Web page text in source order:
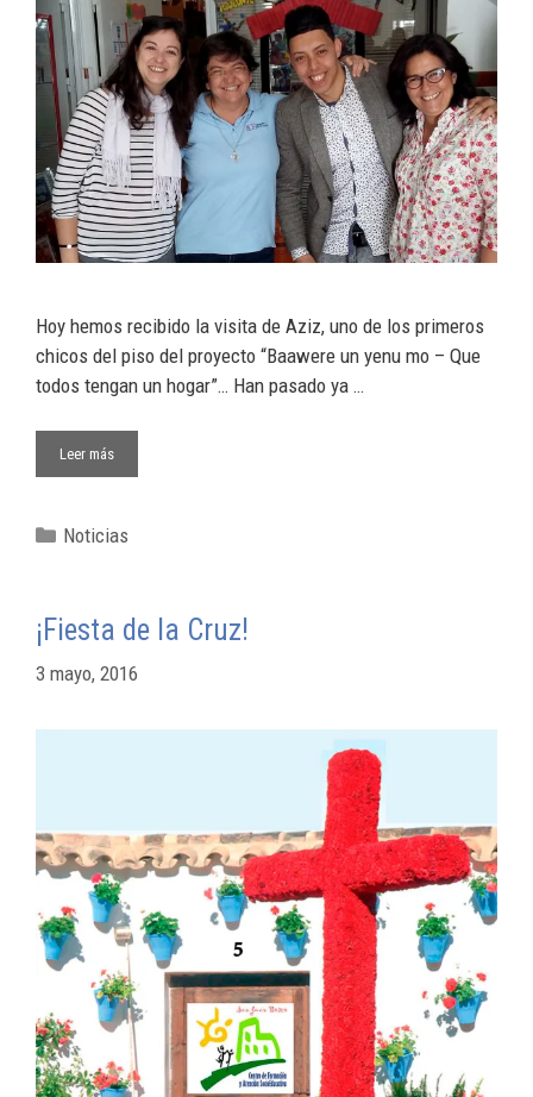
Hoy hemos recibido la visita de Aziz, uno de los primeros
chicos del piso del proyecto “Baawere un yenu mo – Que
todos tengan un hogar”… Han pasado ya …
Leer más
Noticias
¡Fiesta de la Cruz!
3 mayo, 2016